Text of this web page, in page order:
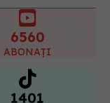
6560
ABONAȚI
1401